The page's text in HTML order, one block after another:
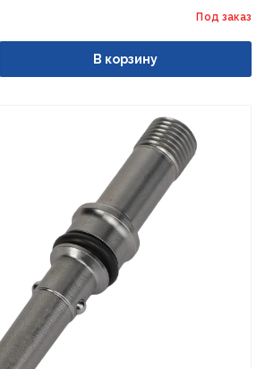
Под заказ
В корзину